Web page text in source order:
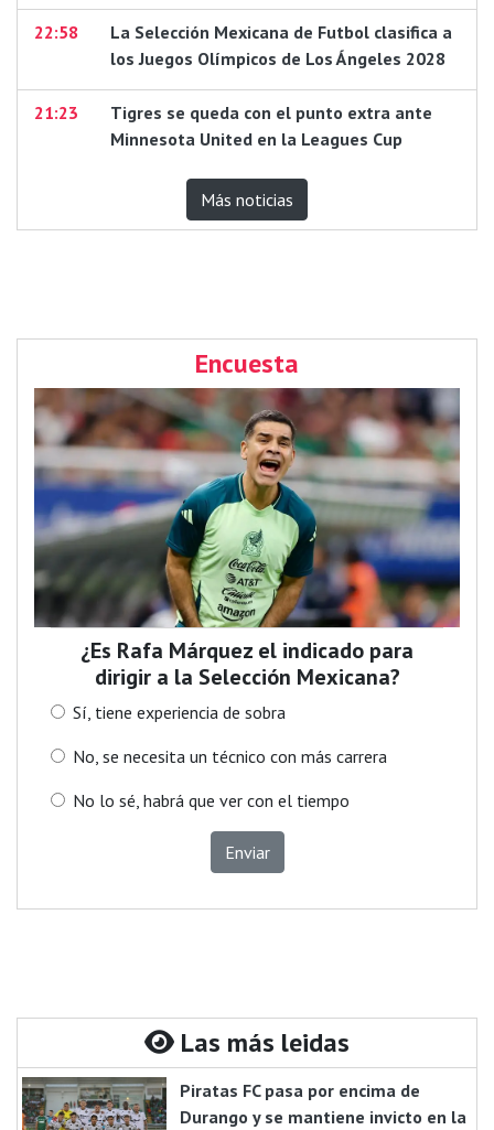
22:58
La Selección Mexicana de Futbol clasifica a
los Juegos Olímpicos de Los Ángeles 2028
21:23
Tigres se queda con el punto extra ante
Minnesota United en la Leagues Cup
Más noticias
Encuesta
¿Es Rafa Márquez el indicado para
dirigir a la Selección Mexicana?
Sí, tiene experiencia de sobra
No, se necesita un técnico con más carrera
No lo sé, habrá que ver con el tiempo
Enviar
Las más leidas
Piratas FC pasa por encima de
Durango y se mantiene invicto en la